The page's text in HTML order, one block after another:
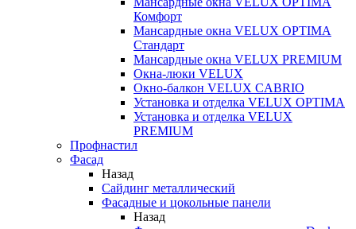
Комфорт
Мансардные окна VELUX OPTIMA
Стандарт
Мансардные окна VELUX PREMIUM
Окна-люки VELUX
Окно-балкон VELUX CABRIO
Установка и отделка VELUX OPTIMA
Установка и отделка VELUX
PREMIUM
Профнастил
Фасад
Назад
Сайдинг металлический
Фасадные и цокольные панели
Назад